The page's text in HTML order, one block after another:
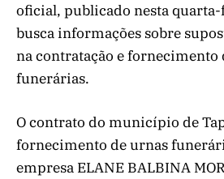
oficial, publicado nesta quarta-
busca informações sobre
na contratação e fornecimento
funerárias.
O contrato do município de
fornecimento de urnas
empresa ELANE BALBINA